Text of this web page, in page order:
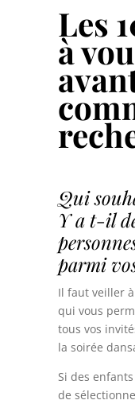
Les
à
Qui
Y a t-il
parmi
Il faut veiller
qui vous
tous vos
la soirée
Si des
de